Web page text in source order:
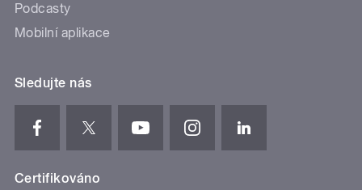
Podcasty
Mobilní aplikace
Sledujte nás
Certifikováno